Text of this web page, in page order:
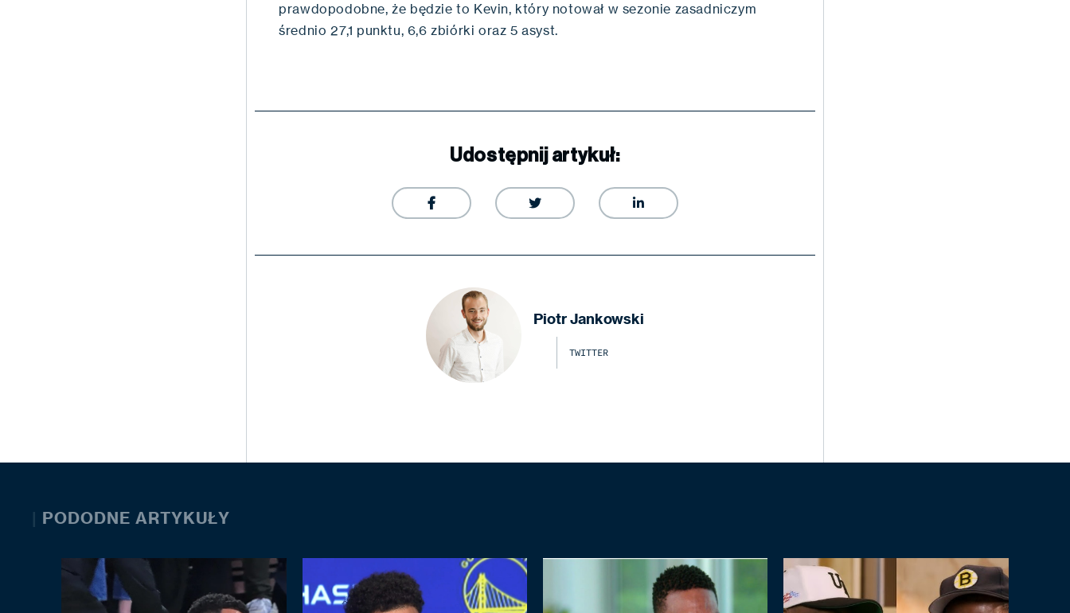
prawdopodobne, że będzie to Kevin, który notował w sezonie zasadniczym
średnio 27,1 punktu, 6,6 zbiórki oraz 5 asyst.
Udostępnij artykuł:
  
Piotr Jankowski
TWITTER
| PODODNE ARTYKUŁY